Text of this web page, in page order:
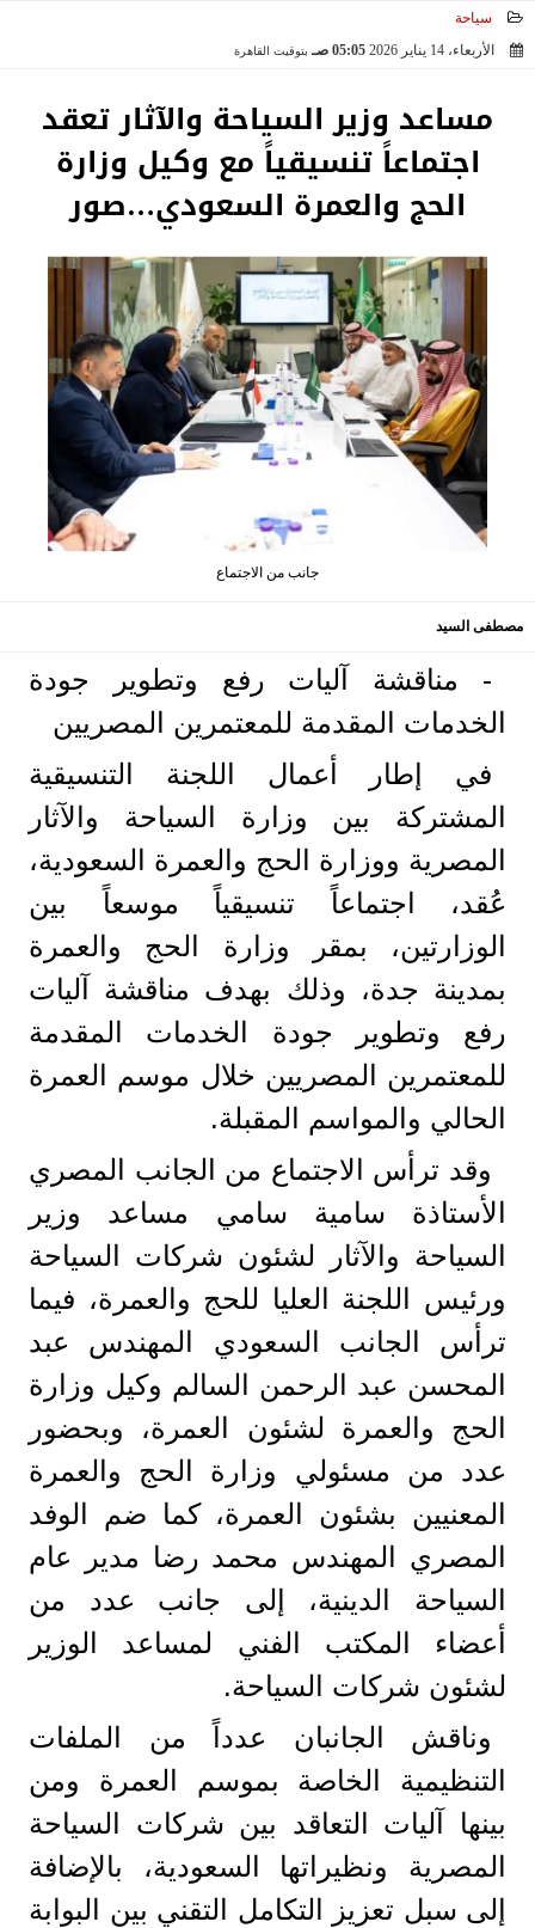
سياحة
الأربعاء، 14 يناير 2026
05:05 صـ بتوقيت القاهرة
مساعد وزير السياحة والآثار تعقد
اجتماعاً تنسيقياً مع وكيل وزارة
الحج والعمرة السعودي…صور
جانب من الاجتماع
مصطفى السيد
- مناقشة آليات رفع وتطوير جودة
الخدمات المقدمة للمعتمرين المصريين
في إطار أعمال اللجنة التنسيقية
المشتركة بين وزارة السياحة والآثار
المصرية ووزارة الحج والعمرة السعودية،
عُقد، اجتماعاً تنسيقياً موسعاً بين
الوزارتين، بمقر وزارة الحج والعمرة
بمدينة جدة، وذلك بهدف مناقشة آليات
رفع وتطوير جودة الخدمات المقدمة
للمعتمرين المصريين خلال موسم العمرة
الحالي والمواسم المقبلة.
وقد ترأس الاجتماع من الجانب المصري
الأستاذة سامية سامي مساعد وزير
السياحة والآثار لشئون شركات السياحة
ورئيس اللجنة العليا للحج والعمرة، فيما
ترأس الجانب السعودي المهندس عبد
المحسن عبد الرحمن السالم وكيل وزارة
الحج والعمرة لشئون العمرة، وبحضور
عدد من مسئولي وزارة الحج والعمرة
المعنيين بشئون العمرة، كما ضم الوفد
المصري المهندس محمد رضا مدير عام
السياحة الدينية، إلى جانب عدد من
أعضاء المكتب الفني لمساعد الوزير
لشئون شركات السياحة.
وناقش الجانبان عدداً من الملفات
التنظيمية الخاصة بموسم العمرة ومن
بينها آليات التعاقد بين شركات السياحة
المصرية ونظيراتها السعودية، بالإضافة
إلى سبل تعزيز التكامل التقني بين البوابة